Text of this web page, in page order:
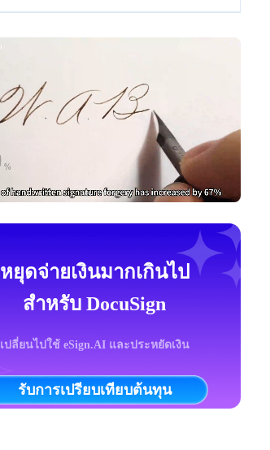
หยุดจ่ายเงินมากเกินไป
สำหรับ DocuSign
เปลี่ยนไปใช้ eSign.AI และประหยัดเงิน
รับการเปรียบเทียบต้นทุน